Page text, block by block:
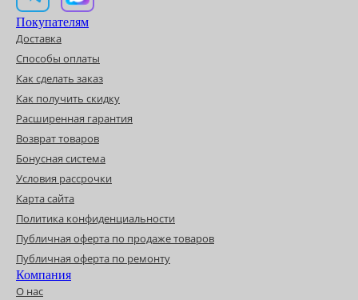
Покупателям
Доставка
Способы оплаты
Как сделать заказ
Как получить скидку
Расширенная гарантия
Возврат товаров
Бонусная система
Условия рассрочки
Карта сайта
Политика конфиденциальности
Публичная оферта по продаже товаров
Публичная оферта по ремонту
Компания
О нас